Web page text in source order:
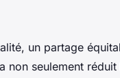
un partage
non seulement